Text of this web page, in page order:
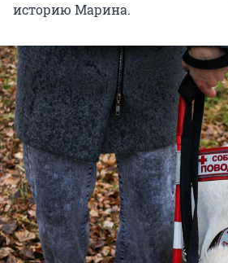
историю Марина.